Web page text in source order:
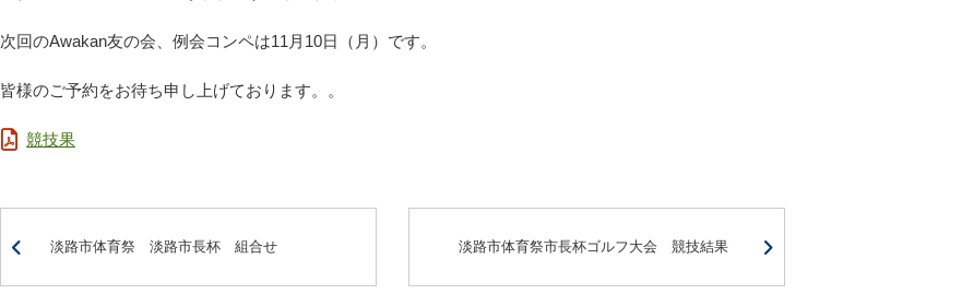
次回のAwakan友の会、例会コンペは11月10日（月）です。
皆様のご予約をお待ち申し上げております。。
競技果
淡路市体育祭 淡路市長杯 組合せ 淡路市体育祭市長杯ゴルフ大会 競技結果